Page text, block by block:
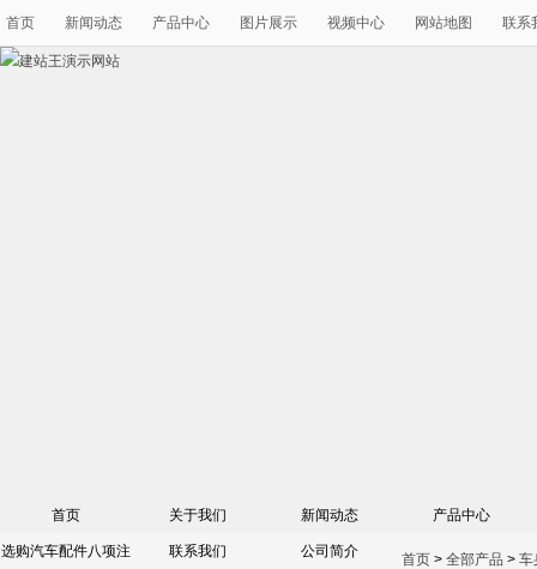
首页 新闻动态 产品中心 图片展示 视频中心 网站地图 联系
首页 关于我们 新闻动态 产品中心
选购汽车配件八项注 联系我们 公司简介 首页 > 全部产品 > 车